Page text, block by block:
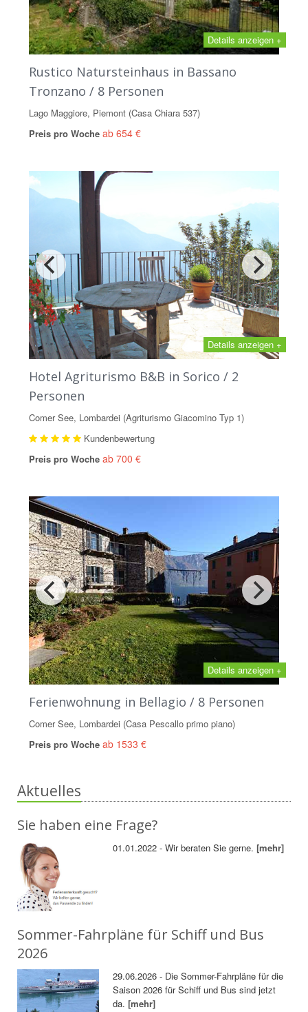
Details anzeigen +
Rustico Natursteinhaus in Bassano
Tronzano / 8 Personen
Lago Maggiore, Piemont (Casa Chiara 537)
Preis pro Woche ab 654 €
Details anzeigen +
Hotel Agriturismo B&B in Sorico / 2
Personen
Comer See, Lombardei (Agriturismo Giacomino Typ 1)
Kundenbewertung
Preis pro Woche ab 700 €
Details anzeigen +
Ferienwohnung in Bellagio / 8 Personen
Comer See, Lombardei (Casa Pescallo primo piano)
Preis pro Woche ab 1533 €
Aktuelles
Sie haben eine Frage?
01.01.2022 - Wir beraten Sie gerne.[mehr]
Sommer-Fahrpläne für Schiff und Bus
2026
29.06.2026 - Die Sommer-Fahrpläne für die
Saison 2026 für Schiff und Bus sind jetzt
da.[mehr]